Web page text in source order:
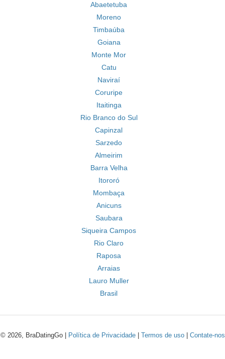
Abaetetuba
Moreno
Timbaúba
Goiana
Monte Mor
Catu
Naviraí
Coruripe
Itaitinga
Rio Branco do Sul
Capinzal
Sarzedo
Almeirim
Barra Velha
Itororó
Mombaça
Anicuns
Saubara
Siqueira Campos
Rio Claro
Raposa
Arraias
Lauro Muller
Brasil
© 2026, BraDatingGo | Política de Privacidade| Termos de uso| Contate-nos